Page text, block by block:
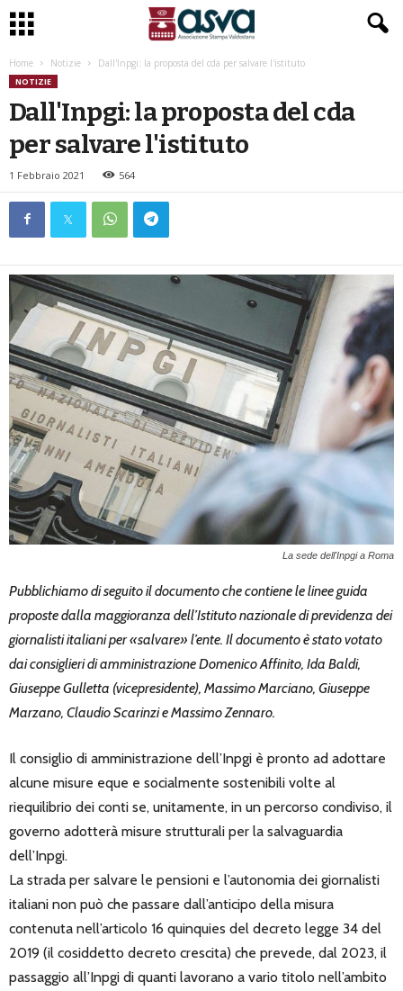
Home Notizie Dall'Inpgi: la proposta del cda per salvare l'istituto
NOTIZIE
Dall'Inpgi: la proposta del cda
per salvare l'istituto
1 Febbraio 2021 564
La sede dell'Inpgi a Roma
Pubblichiamo di seguito il documento che contiene le linee guida
proposte dalla maggioranza dell’Istituto nazionale di previdenza dei
giornalisti italiani per «salvare» l’ente. Il documento è stato votato
dai consiglieri di amministrazione Domenico Affinito, Ida Baldi,
Giuseppe Gulletta (vicepresidente), Massimo Marciano, Giuseppe
Marzano, Claudio Scarinzi e Massimo Zennaro.
Il consiglio di amministrazione dell’Inpgi è pronto ad adottare
alcune misure eque e socialmente sostenibili volte al
riequilibrio dei conti se, unitamente, in un percorso condiviso, il
governo adotterà misure strutturali per la salvaguardia
dell’Inpgi.
La strada per salvare le pensioni e l’autonomia dei giornalisti
italiani non può che passare dall’anticipo della misura
contenuta nell’articolo 16 quinquies del decreto legge 34 del
2019 (il cosiddetto decreto crescita) che prevede, dal 2023, il
passaggio all’Inpgi di quanti lavorano a vario titolo nell’ambito